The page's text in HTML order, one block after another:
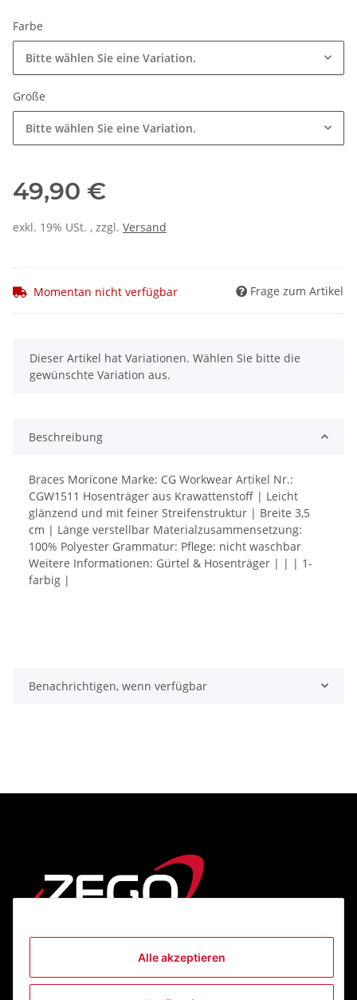
Alle akzeptieren
Farbe
Bitte wählen Sie eine Variation.
Größe
Bitte wählen Sie eine Variation.
49,90 €
exkl. 19% USt. , zzgl. Versand
Momentan nicht verfügbar Frage zum Artikel
x
Dieser Artikel hat Variationen. Wählen Sie bitte die
gewünschte Variation aus.
Beschreibung
Braces Moricone Marke: CG Workwear Artikel Nr.:
CGW1511 Hosenträger aus Krawattenstoff | Leicht
glänzend und mit feiner Streifenstruktur | Breite 3,5
cm | Länge verstellbar Materialzusammensetzung:
100% Polyester Grammatur: Pflege: nicht waschbar
Weitere Informationen: Gürtel & Hosenträger | | | 1-
farbig |
Benachrichtigen, wenn verfügbar
Informationen